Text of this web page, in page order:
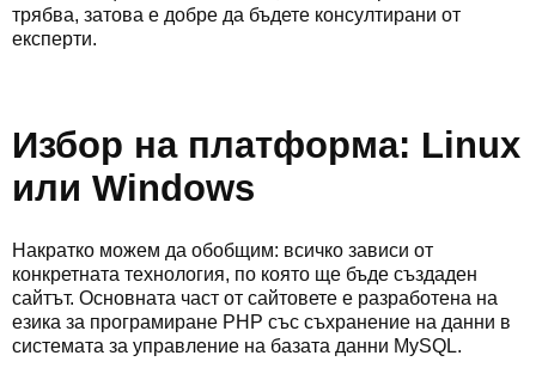
трябва, затова е добре да бъдете консултирани от
експерти.
Избор на платформа: Linux
или Windows
Накратко можем да обобщим: всичко зависи от
конкретната технология, по която ще бъде създаден
сайтът. Основната част от сайтовете е разработена на
езика за програмиране PHP със съхранение на данни в
системата за управление на базата данни MySQL.